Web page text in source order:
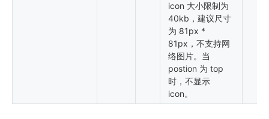
icon 大小限制为
40kb，建议尺寸
为 81px *
81px，不支持网
络图片。当
postion 为 top
时，不显示
icon。